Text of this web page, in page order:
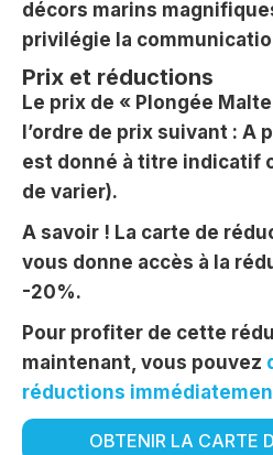
décors marins
privilégie la
Prix et réductions
Le prix de « Plongée
l’ordre de prix suivant : A
est donné à titre indicatif
de varier).
A savoir ! La carte de
vous donne accès à la
-20%.
Pour profiter de cette
maintenant, vous pouvez
réductions
OBTENIR LA CARTE